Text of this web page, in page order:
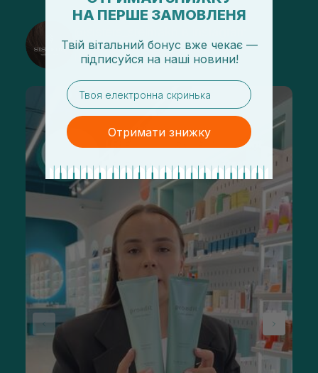
Подписаться
НА ПЕРШЕ ЗАМОВЛЕНЯ
Твій вітальний бонус вже чекає —
підписуйся на наші новини!
email
Отримати знижку